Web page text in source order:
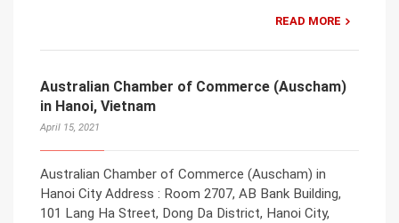
READ MORE
Australian Chamber of Commerce (Auscham)
in Hanoi, Vietnam
April 15, 2021
Australian Chamber of Commerce (Auscham) in
Hanoi City Address : Room 2707, AB Bank Building,
101 Lang Ha Street, Dong Da District, Hanoi City,